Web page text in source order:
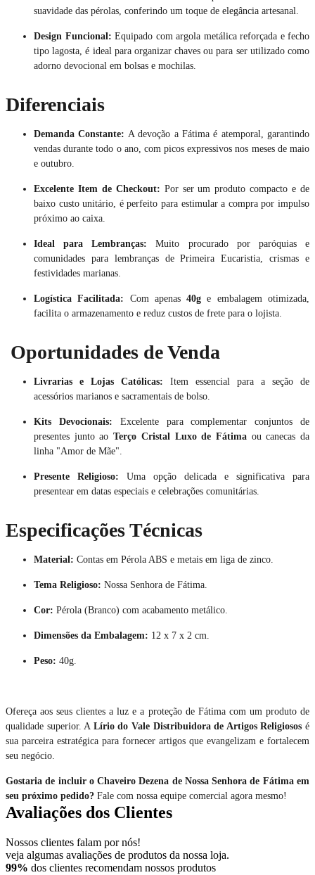
suavidade das pérolas, conferindo um toque de elegância artesanal.
Design Funcional: Equipado com argola metálica reforçada e fecho
tipo lagosta, é ideal para organizar chaves ou para ser utilizado como
adorno devocional em bolsas e mochilas.
Diferenciais
Demanda Constante: A devoção a Fátima é atemporal, garantindo
vendas durante todo o ano, com picos expressivos nos meses de maio
e outubro.
Excelente Item de Checkout: Por ser um produto compacto e de
baixo custo unitário, é perfeito para estimular a compra por impulso
próximo ao caixa.
Ideal para Lembranças: Muito procurado por paróquias e
comunidades para lembranças de Primeira Eucaristia, crismas e
festividades marianas.
Logística Facilitada: Com apenas40g e embalagem otimizada,
facilita o armazenamento e reduz custos de frete para o lojista.
Oportunidades de Venda
Livrarias e Lojas Católicas: Item essencial para a seção de
acessórios marianos e sacramentais de bolso.
Kits Devocionais: Excelente para complementar conjuntos de
presentes junto aoTerço Cristal Luxo de Fátimaou canecas da
linha "Amor de Mãe".
Presente Religioso: Uma opção delicada e significativa para
presentear em datas especiais e celebrações comunitárias.
Especificações Técnicas
Material: Contas em Pérola ABS e metais em liga de zinco.
Tema Religioso: Nossa Senhora de Fátima.
Cor: Pérola (Branco) com acabamento metálico.
Dimensões da Embalagem: 12 x 7 x 2 cm.
Peso: 40g.
Ofereça aos seus clientes a luz e a proteção de Fátima com um produto de
qualidade superior. A Lírio do Vale Distribuidora de Artigos Religiosos é
sua parceira estratégica para fornecer artigos que evangelizam e fortalecem
seu negócio.
Gostaria de incluir o Chaveiro Dezena de Nossa Senhora de Fátima em
seu próximo pedido? Fale com nossa equipe comercial agora mesmo!
Avaliações dos Clientes
Nossos clientes falam por nós!
veja algumas avaliações de produtos da nossa loja.
99% dos clientes recomendam nossos produtos